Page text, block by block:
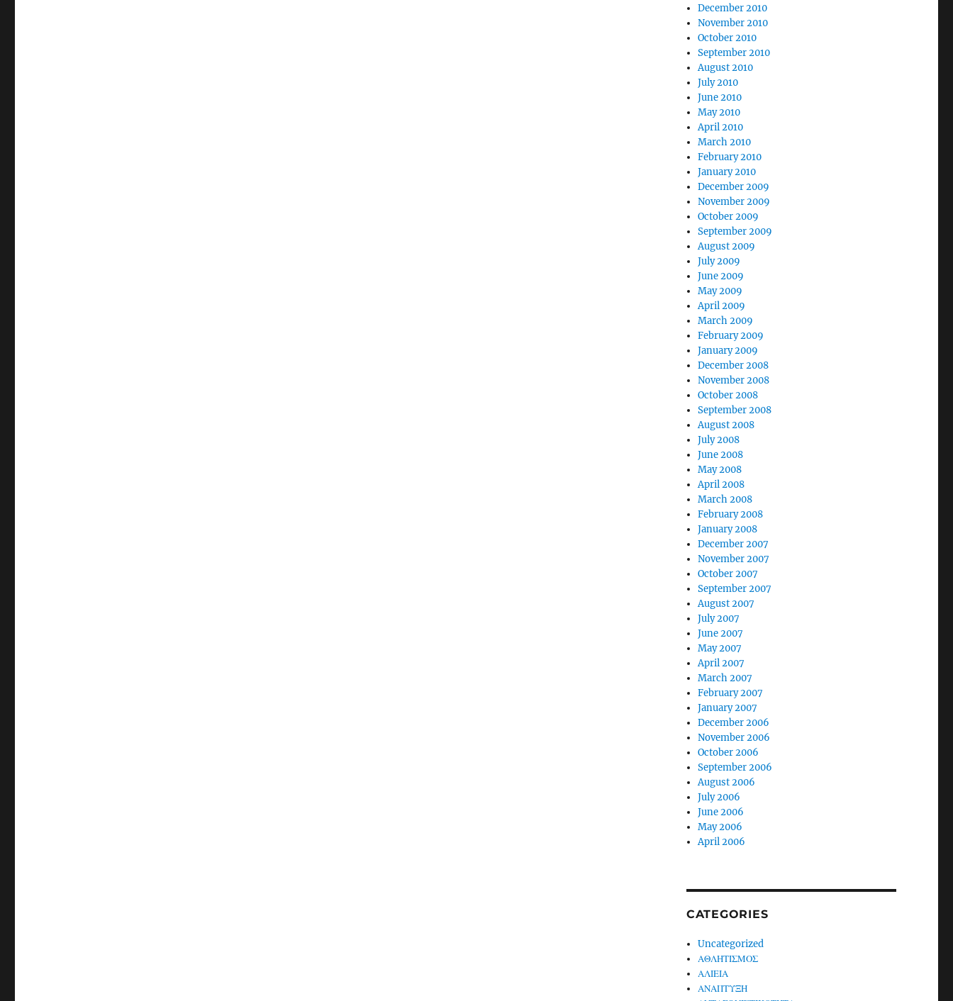
December 2010
November 2010
October 2010
September 2010
August 2010
July 2010
June 2010
May 2010
April 2010
March 2010
February 2010
January 2010
December 2009
November 2009
October 2009
September 2009
August 2009
July 2009
June 2009
May 2009
April 2009
March 2009
February 2009
January 2009
December 2008
November 2008
October 2008
September 2008
August 2008
July 2008
June 2008
May 2008
April 2008
March 2008
February 2008
January 2008
December 2007
November 2007
October 2007
September 2007
August 2007
July 2007
June 2007
May 2007
April 2007
March 2007
February 2007
January 2007
December 2006
November 2006
October 2006
September 2006
August 2006
July 2006
June 2006
May 2006
April 2006
CATEGORIES
Uncategorized
ΑΘΛΗΤΙΣΜΟΣ
ΑΛΙΕΙΑ
ΑΝΑΠΤΥΞΗ